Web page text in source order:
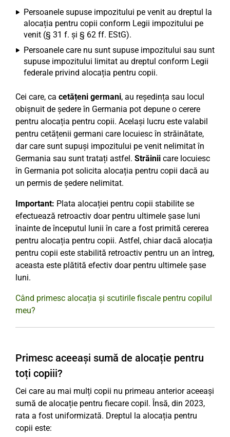
Persoanele supuse impozitului pe venit au dreptul la
alocația pentru copii conform Legii impozitului pe
venit (§ 31 f. și § 62 ff. EStG).
Persoanele care nu sunt supuse impozitului sau sunt
supuse impozitului limitat au dreptul conform Legii
federale privind alocația pentru copii.
Cei care, ca cetățeni germani, au reședința sau locul
obișnuit de ședere în Germania pot depune o cerere
pentru alocația pentru copii. Același lucru este valabil
pentru cetățenii germani care locuiesc în străinătate,
dar care sunt supuși impozitului pe venit nelimitat în
Germania sau sunt tratați astfel. Străinii care locuiesc
în Germania pot solicita alocația pentru copii dacă au
un permis de ședere nelimitat.
Important: Plata alocației pentru copii stabilite se
efectuează retroactiv doar pentru ultimele șase luni
înainte de începutul lunii în care a fost primită cererea
pentru alocația pentru copii. Astfel, chiar dacă alocația
pentru copii este stabilită retroactiv pentru un an întreg,
aceasta este plătită efectiv doar pentru ultimele șase
luni.
Când primesc alocația și scutirile fiscale pentru copilul
meu?
Primesc aceeași sumă de alocație pentru
toți copiii?
Cei care au mai mulți copii nu primeau anterior aceeași
sumă de alocație pentru fiecare copil. Însă, din 2023,
rata a fost uniformizată. Dreptul la alocația pentru
copii este: